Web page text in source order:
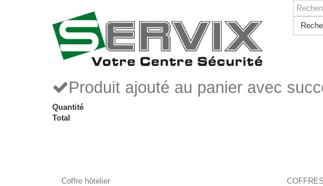
Produit ajouté au panier avec
Quantité
Total
Coffre hôtelier